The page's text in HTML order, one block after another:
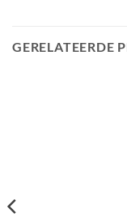
GERELATEERDE